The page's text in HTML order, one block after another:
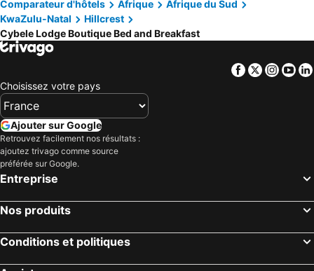
Comparateur d'hôtels
Afrique
Afrique du Sud
KwaZulu-Natal
Hillcrest
Cybele Lodge Boutique Bed and Breakfast
Facebook
Twitter
Choisissez votre pays
Ajouter sur Google
Retrouvez facilement nos résultats :
ajoutez trivago comme source
préférée sur Google.
Entreprise
Nos produits
Conditions et politiques